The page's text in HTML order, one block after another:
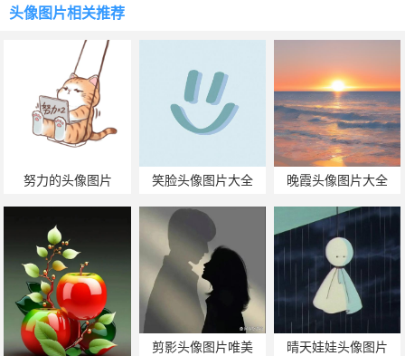
头像图片相关推荐
努力的头像图片 笑脸头像图片大全 晚霞头像图片大全
剪影头像图片唯美 晴天娃娃头像图片